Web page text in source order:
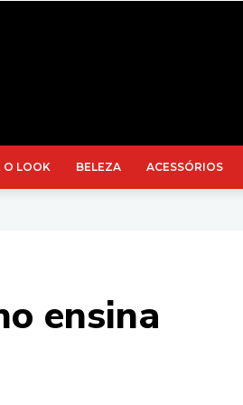
O LOOK BELEZA ACESSÓRIOS
ensina